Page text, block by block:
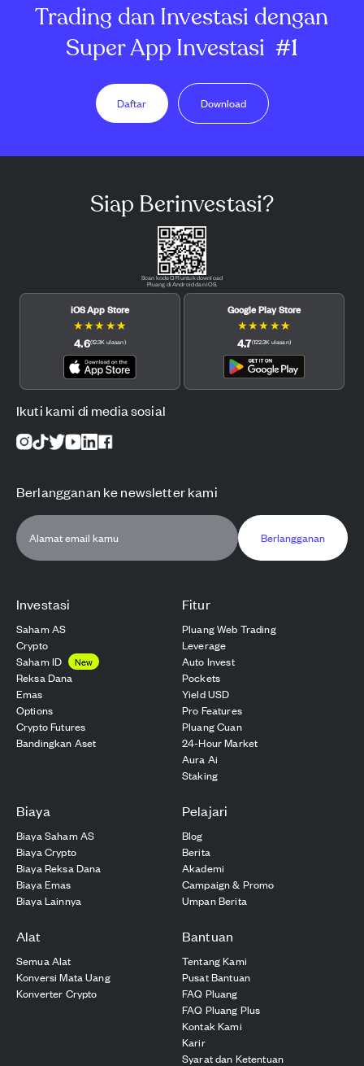
Trading dan Investasi dengan
Super App Investasi #1
Daftar Download
Investasi
Saham AS
Crypto
Saham ID
New
Reksa Dana
Emas
Options
Crypto Futures
Bandingkan Aset
Fitur
Pluang Web Trading
Leverage
Auto Invest
Pockets
Yield USD
Pro Features
Pluang Cuan
24-Hour Market
Aura Ai
Staking
Biaya
Biaya Saham AS
Biaya Crypto
Biaya Reksa Dana
Biaya Emas
Biaya Lainnya
Pelajari
Blog
Berita
Akademi
Campaign & Promo
Umpan Berita
Alat
Semua Alat
Konversi Mata Uang
Konverter Crypto
Bantuan
Tentang Kami
Pusat Bantuan
FAQ Pluang
FAQ Pluang Plus
Kontak Kami
Karir
Syarat dan Ketentuan
Siap Berinvestasi?
Scan kode QR untuk download
Pluang di Android dan iOS.
iOS App Store
★★★ ★★
4.6(12.3K ulasan)
Google Play Store
★★★ ★★
4.7(122.3K ulasan)
Ikuti kami di media sosial
Berlangganan ke newsletter kami
Berlangganan